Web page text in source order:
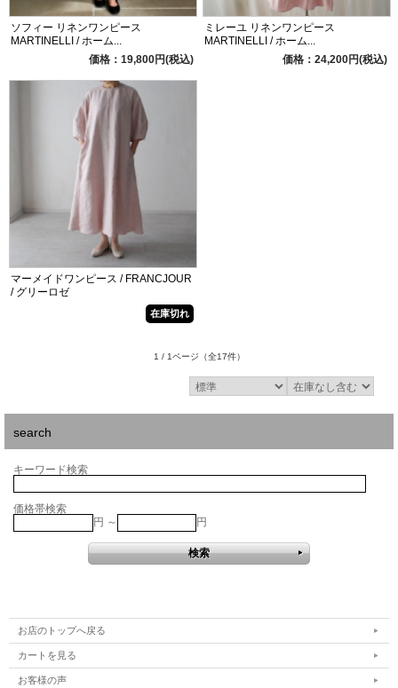
ソフィー リネンワンピース
MARTINELLI / ホーム...
価格：19,800円(税込)
ミレーユ リネンワンピース
MARTINELLI / ホーム...
価格：24,200円(税込)
マーメイドワンピース / FRANCJOUR
/ グリーロゼ
在庫切れ
1 / 1ページ （全17件）
search
キーワード検索
価格帯検索
円 ～
円
お店のトップへ戻る
カートを見る
お客様の声